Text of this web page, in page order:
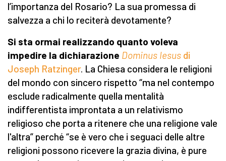
l’importanza del Rosario? La sua promessa di
salvezza a chi lo reciterà devotamente?
Si sta ormai realizzando quanto voleva
impedire la dichiarazione Dominus Iesus di
Joseph Ratzinger. La Chiesa considera le religioni
del mondo con sincero rispetto “ma nel contempo
esclude radicalmente quella mentalità
indifferentista improntata a un relativismo
religioso che porta a ritenere che una religione vale
l'altra” perché “se è vero che i seguaci delle altre
religioni possono ricevere la grazia divina, è pure